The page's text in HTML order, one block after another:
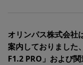
オリンパス株式会社
案内しておりまし
F1.2 PRO」および